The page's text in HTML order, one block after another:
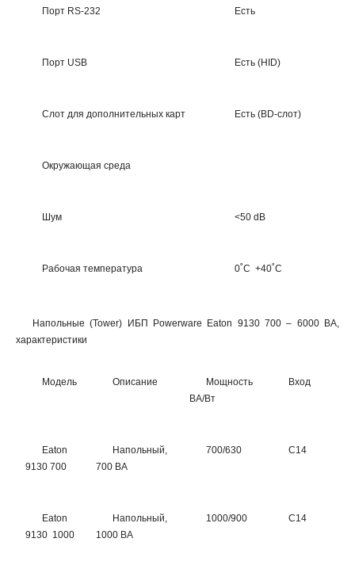
Порт RS-232 Есть
Порт USB Есть (HID)
Слот для дополнительных карт Есть (BD-слот)
Окружающая среда
Шум <50 dB
Рабочая температура 0˚C +40˚C
Напольные (Tower) ИБП Powerware Eaton 9130 700 – 6000 ВА,
характеристики
Модель Описание
Мощность
ВА/Вт
Вход
Eaton
9130 700
Напольный,
700 ВА
700/630 C14
Eaton
9130 1000
Напольный,
1000 ВА
1000/900 C14